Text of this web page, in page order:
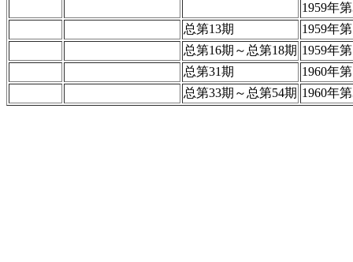
1959年
总第13期
1959年
总第16期～总第18期 1959年
总第31期
1960年
总第33期～总第54期 1960年